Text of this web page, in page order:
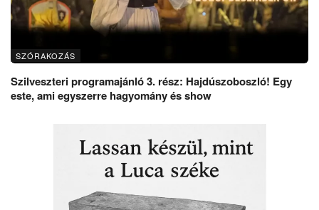
SZÓRAKOZÁS
Szilveszteri programajánló 3. rész: Hajdúszoboszló! Egy
este, ami egyszerre hagyomány és show